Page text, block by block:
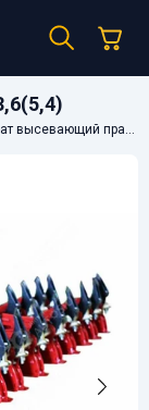
правый СЗ-3,6(5,4)